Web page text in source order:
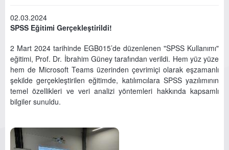
02.03.2024
SPSS Eğitimi Gerçekleştirildi!
2 Mart 2024 tarihinde EGB015’de düzenlenen "SPSS Kullanımı"
eğitimi, Prof. Dr. İbrahim Güney tarafından verildi. Hem yüz yüze
hem de Microsoft Teams üzerinden çevrimiçi olarak eşzamanlı
şekilde gerçekleştirilen eğitimde, katılımcılara SPSS yazılımının
temel özellikleri ve veri analizi yöntemleri hakkında kapsamlı
bilgiler sunuldu.